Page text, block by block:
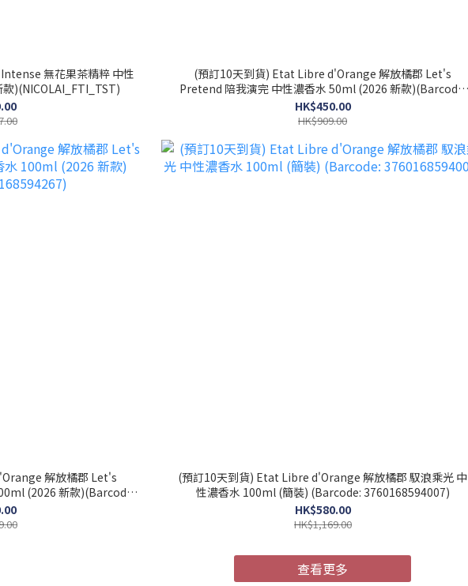
無花果茶精粹 中性
)(NICOLAI_FTI_TST)
(預訂10天到貨) Etat Libre d'Orange 解放橘郡 Let's
Pretend 陪我演完 中性濃香水 50ml (2026 新款)(Barcode:
3760168594281)
HK$450.00
HK$909.00
解放橘郡 Let's
(2026 新款)(Barcode:
(預訂10天到貨) Etat Libre d'Orange 解放橘郡 馭浪乘光 中
性濃香水 100ml (簡裝) (Barcode: 3760168594007)
HK$580.00
HK$1,169.00
查看更多